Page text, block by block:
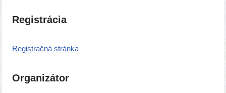
Registrácia
Registračná strán­ka
Organizátor